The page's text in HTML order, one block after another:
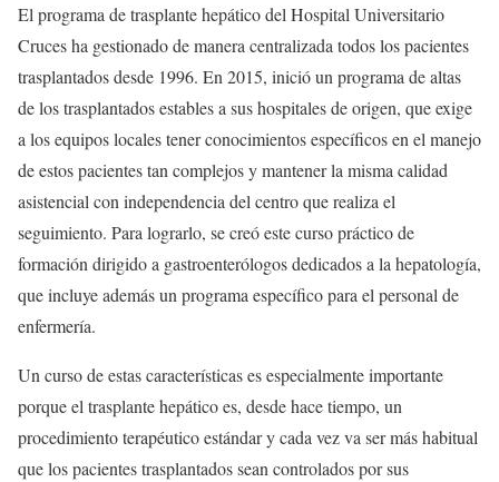
El programa de trasplante hepático del Hospital Universitario
Cruces ha gestionado de manera centralizada todos los pacientes
trasplantados desde 1996. En 2015, inició un programa de altas
de los trasplantados estables a sus hospitales de origen, que exige
a los equipos locales tener conocimientos específicos en el manejo
de estos pacientes tan complejos y mantener la misma calidad
asistencial con independencia del centro que realiza el
seguimiento. Para lograrlo, se creó este curso práctico de
formación dirigido a gastroenterólogos dedicados a la hepatología,
que incluye además un programa específico para el personal de
enfermería.
Un curso de estas características es especialmente importante
porque el trasplante hepático es, desde hace tiempo, un
procedimiento terapéutico estándar y cada vez va ser más habitual
que los pacientes trasplantados sean controlados por sus